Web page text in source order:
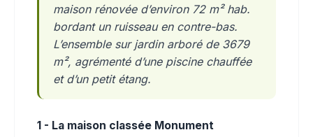
maison rénovée d’environ 72 m² hab.
bordant un ruisseau en contre-bas.
L’ensemble sur jardin arboré de 3679
m², agrémenté d’une piscine chauffée
et d’un petit étang.
1 - La maison classée Monument